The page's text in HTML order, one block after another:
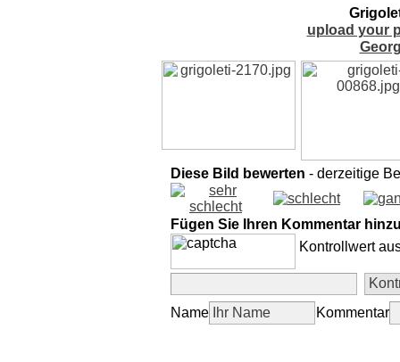
upload your
Diese Bild bewerten - derzeitige
Fügen Sie Ihren Kommentar
Kontrollwert
Name Kommentar